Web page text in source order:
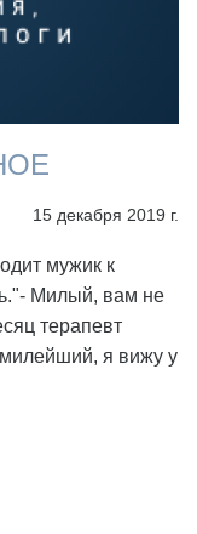
15 декабря 2019 г.
мужик к
Милый, вам не
терапевт
милейший, я вижу у